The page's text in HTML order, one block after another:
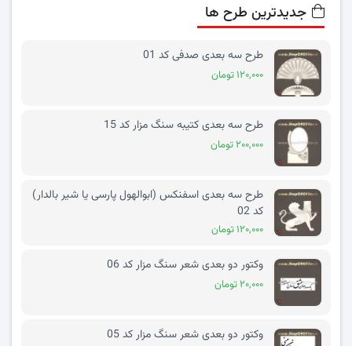
جدیدترین طرح ها
طرح سه بعدی صدفی کد 01
۱۲۰,۰۰۰ تومان
طرح سه بعدی کتیبه سنگ مزار کد 15
۲۰۰,۰۰۰ تومان
طرح سه بعدی اسفنکس (ابوالهول پارسی یا شیر بالدار)
کد 02
۱۲۰,۰۰۰ تومان
وکتور دو بعدی شعر سنگ مزار کد 06
۲۰,۰۰۰ تومان
وکتور دو بعدی شعر سنگ مزار کد 05